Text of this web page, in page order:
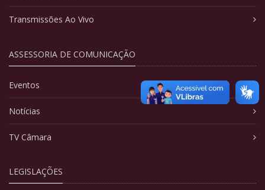
Transmissões Ao Vivo
ASSESSORIA DE COMUNICAÇÃO
Eventos
Notícias
TV Câmara
LEGISLAÇÕES